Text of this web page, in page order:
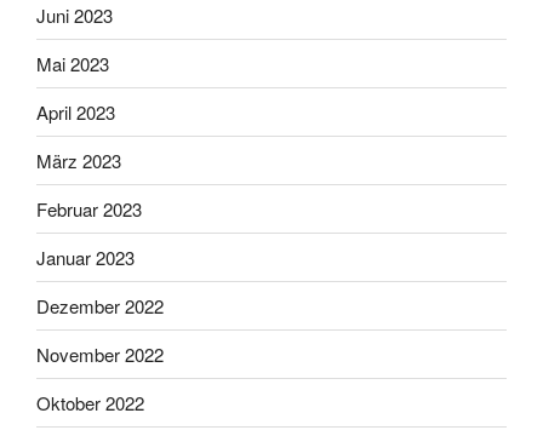
Juni 2023
Mai 2023
April 2023
März 2023
Februar 2023
Januar 2023
Dezember 2022
November 2022
Oktober 2022